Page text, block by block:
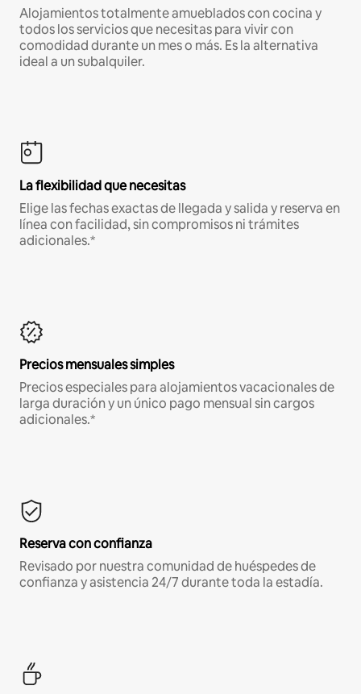
Alojamientos totalmente amueblados con cocina y
todos los servicios que necesitas para vivir con
comodidad durante un mes o más. Es la alternativa
ideal a un subalquiler.
La flexibilidad que necesitas
Elige las fechas exactas de llegada y salida y reserva en
línea con facilidad, sin compromisos ni trámites
adicionales.*
Precios mensuales simples
Precios especiales para alojamientos vacacionales de
larga duración y un único pago mensual sin cargos
adicionales.*
Reserva con confianza
Revisado por nuestra comunidad de huéspedes de
confianza y asistencia 24/7 durante toda la estadía.